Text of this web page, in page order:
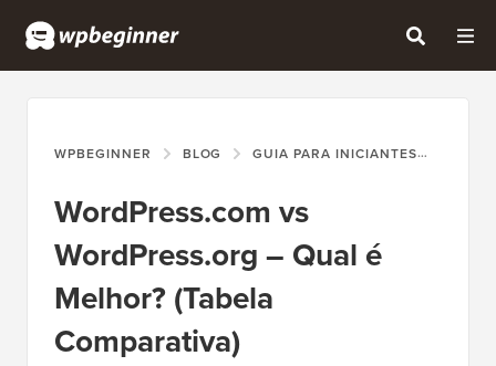
WPBEGINNER BLOG GUIA PARA INICIANTES
WordPress.com vs
WordPress.org – Qual é
Melhor? (Tabela
Comparativa)